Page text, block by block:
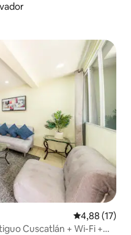
4,88 de uma
4,88 (17)
Cuscatlán + Wi-Fi +